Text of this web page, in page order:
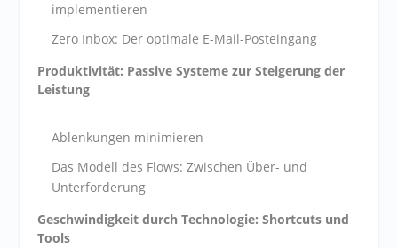
implementieren
Zero Inbox: Der optimale E-Mail-Posteingang
Produktivität: Passive Systeme zur Steigerung der
Leistung
Ablenkungen minimieren
Das Modell des Flows: Zwischen Über- und
Unterforderung
Geschwindigkeit durch Technologie: Shortcuts und
Tools